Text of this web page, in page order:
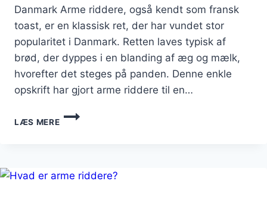
Danmark Arme riddere, også kendt som fransk
toast, er en klassisk ret, der har vundet stor
popularitet i Danmark. Retten laves typisk af
brød, der dyppes i en blanding af æg og mælk,
hvorefter det steges på panden. Denne enkle
opskrift har gjort arme riddere til en…
LÆS MERE
ARBE
RIDDERNE
DESSERT